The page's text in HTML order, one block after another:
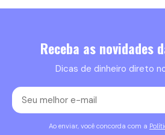
Receba as novidades
Dicas de dinheiro direto
Ao enviar, você concorda com a